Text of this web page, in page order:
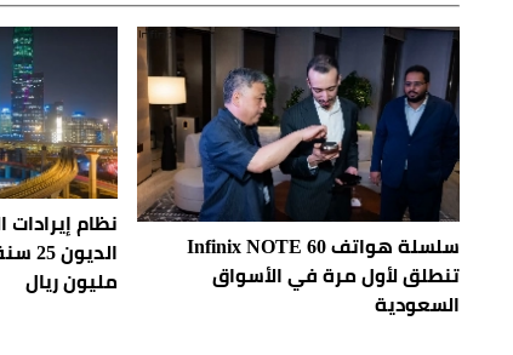
سلسلة هواتف Infinix NOTE 60
تنطلق لأول مرة في الأسواق
السعودية
نظام
مليون ريال